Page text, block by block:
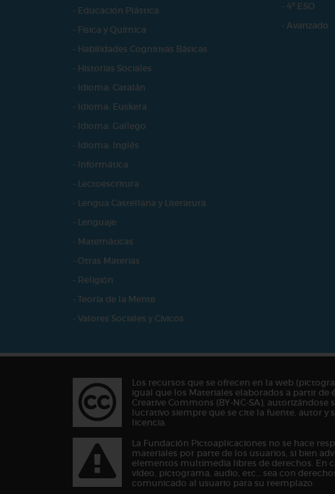
- Educación Plástica
- Física y Química
- Habilidades Cognitivas Básicas
- Historias Sociales
- Idioma: Catalán
- Idioma: Euskera
- Idioma: Gallego
- Idioma: Inglés
- Informática
- Lectoescritura
- Lengua Castellana y Literatura
- Lenguaje
- Matemáticas
- Otras Materias
- Religión
- Teoría de la Mente
- Valores Sociales y Cívicos
- 4º ESO
- Avanzado
Los recursos que se ofrecen en la web
igual que los Materiales elaborados a partir de
Creative Commons (BY-NC-SA), autorizándose
lucrativo siempre que se cite la fuente, autor y
licencia.
La Fundación Pictoaplicaciones no se hace
materiales por parte de los usuarios, si bien
elementos multimedia libres de derechos. En
vídeo, pictograma, audio, etc… sea con
comunicado al usuario para su reemplazo.